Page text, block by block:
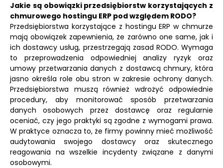
Jakie są obowiązki przedsiębiorstw korzystających z
chmurowego hostingu ERP pod względem RODO?
Przedsiębiorstwa korzystające z hostingu ERP w chmurze
mają obowiązek zapewnienia, że zarówno one same, jak i
ich dostawcy usług, przestrzegają zasad RODO. Wymaga
to przeprowadzenia odpowiedniej analizy ryzyk oraz
umowy przetwarzania danych z dostawcą chmury, która
jasno określa role obu stron w zakresie ochrony danych.
Przedsiębiorstwa muszą również wdrożyć odpowiednie
procedury, aby monitorować sposób przetwarzania
danych osobowych przez dostawcę oraz regularnie
oceniać, czy jego praktyki są zgodne z wymogami prawa.
W praktyce oznacza to, że firmy powinny mieć możliwość
audytowania swojego dostawcy oraz skutecznego
reagowania na wszelkie incydenty związane z danymi
osobowymi.